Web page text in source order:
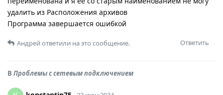
удалить из Расположения архивов
Программа завершается ошибкой
Ответить
Андрейответили на это сообщение.
В Проблемы с сетевым подключением